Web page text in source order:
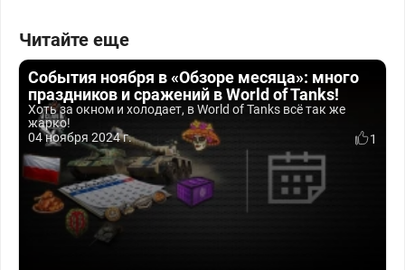
Читайте еще
События ноября в «Обзоре месяца»: много
праздников и сражений в World of Tanks!
Хоть за окном и холодает, в World of Tanks всё так же
жарко!
04 ноября 2024 г.
1